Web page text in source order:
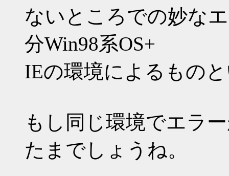
ないところでの妙な
分Win98系OS+
IEの環境によるもの
もし同じ環境でエラ
たまでしょうね。